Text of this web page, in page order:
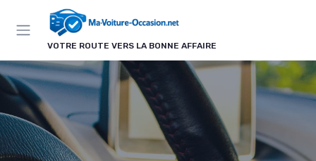
VOTRE ROUTE VERS LA BONNE AFFAIRE
Panneau de gestion des cookies